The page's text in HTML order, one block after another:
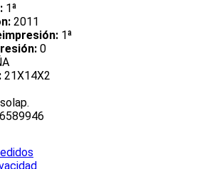
1ª
2011
1ª
0
21X14X2